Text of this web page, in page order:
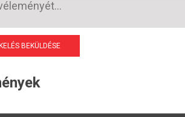
BEKÜLDÉSE